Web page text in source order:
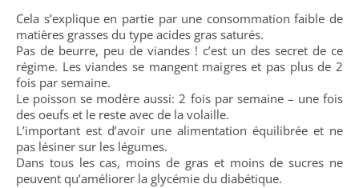
Cela s’explique en partie par une consommation faible de
matières grasses du type acides gras saturés.
Pas de beurre, peu de viandes ! c’est un des secret de ce
régime. Les viandes se mangent maigres et pas plus de 2
fois par semaine.
Le poisson se modère aussi: 2 fois par semaine – une fois
des oeufs et le reste avec de la volaille.
L’important est d’avoir une alimentation équilibrée et ne
pas lésiner sur les légumes.
Dans tous les cas, moins de gras et moins de sucres ne
peuvent qu’améliorer la glycémie du diabétique.